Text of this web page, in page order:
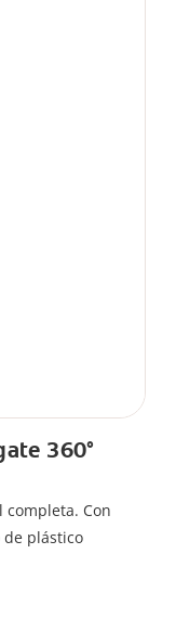
360°
Con
plástico